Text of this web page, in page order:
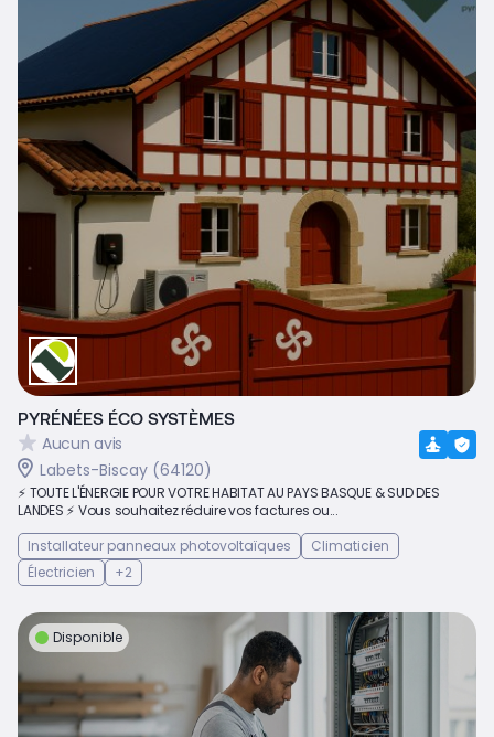
PYRÉNÉES ÉCO SYSTÈMES
Aucun avis
Labets-Biscay (64120)
⚡ TOUTE L'ÉNERGIE POUR VOTRE HABITAT AU PAYS BASQUE & SUD DES
LANDES ⚡ Vous souhaitez réduire vos factures ou...
Installateur panneaux photovoltaïques
Climaticien
Électricien
+2
Disponible